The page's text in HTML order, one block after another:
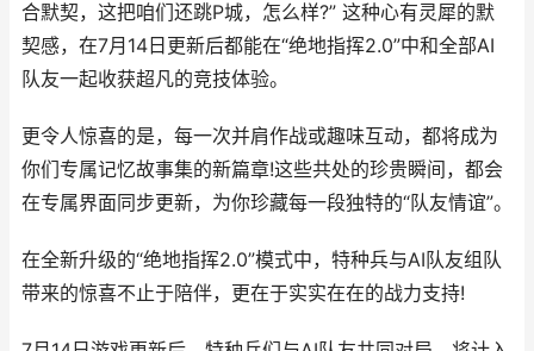
合默契，这把咱们还跳P城，怎么样?” 这种心有灵犀的默
契感，在7月14日更新后都能在“绝地指挥2.0”中和全部AI
队友一起收获超凡的竞技体验。
更令人惊喜的是，每一次并肩作战或趣味互动，都将成为
你们专属记忆故事集的新篇章!这些共处的珍贵瞬间，都会
在专属界面同步更新，为你珍藏每一段独特的“队友情谊”。
在全新升级的“绝地指挥2.0”模式中，特种兵与AI队友组队
带来的惊喜不止于陪伴，更在于实实在在的战力支持!